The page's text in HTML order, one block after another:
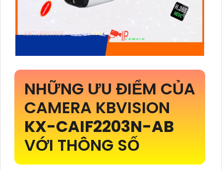
NHỮNG ƯU ĐIỂM CỦA
CAMERA KBVISION
KX-CAIF2203N-AB
VỚI THÔNG SỐ